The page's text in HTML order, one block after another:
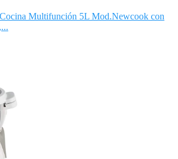
Multifunción 5L Mod.Newcook con